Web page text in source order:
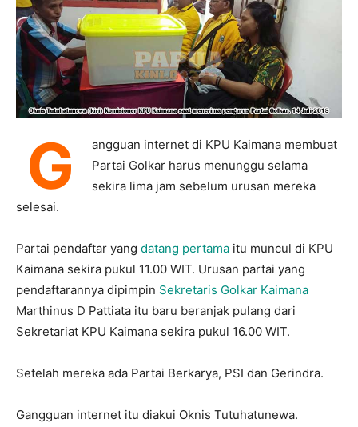
G
angguan internet di KPU Kaimana membuat
Partai Golkar harus menunggu selama
sekira lima jam sebelum urusan mereka
selesai.
Partai pendaftar yang datang pertama itu muncul di KPU
Kaimana sekira pukul 11.00 WIT. Urusan partai yang
pendaftarannya dipimpin Sekretaris Golkar Kaimana
Marthinus D Pattiata itu baru beranjak pulang dari
Sekretariat KPU Kaimana sekira pukul 16.00 WIT.
Setelah mereka ada Partai Berkarya, PSI dan Gerindra.
Gangguan internet itu diakui Oknis Tutuhatunewa.